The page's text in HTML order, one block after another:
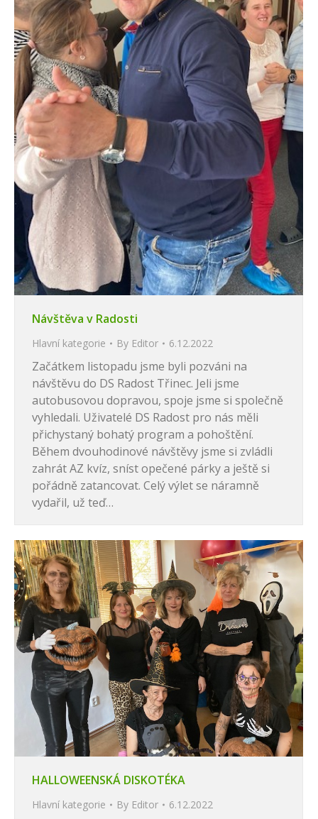
Návštěva v Radosti
Hlavní kategorie By Editor 6.12.2022
Začátkem listopadu jsme byli pozváni na
návštěvu do DS Radost Třinec. Jeli jsme
autobusovou dopravou, spoje jsme si společně
vyhledali. Uživatelé DS Radost pro nás měli
přichystaný bohatý program a pohoštění.
Během dvouhodinové návštěvy jsme si zvládli
zahrát AZ kvíz, sníst opečené párky a ještě si
pořádně zatancovat. Celý výlet se náramně
vydařil, už teď…
HALLOWEENSKÁ DISKOTÉKA
Hlavní kategorie By Editor 6.12.2022